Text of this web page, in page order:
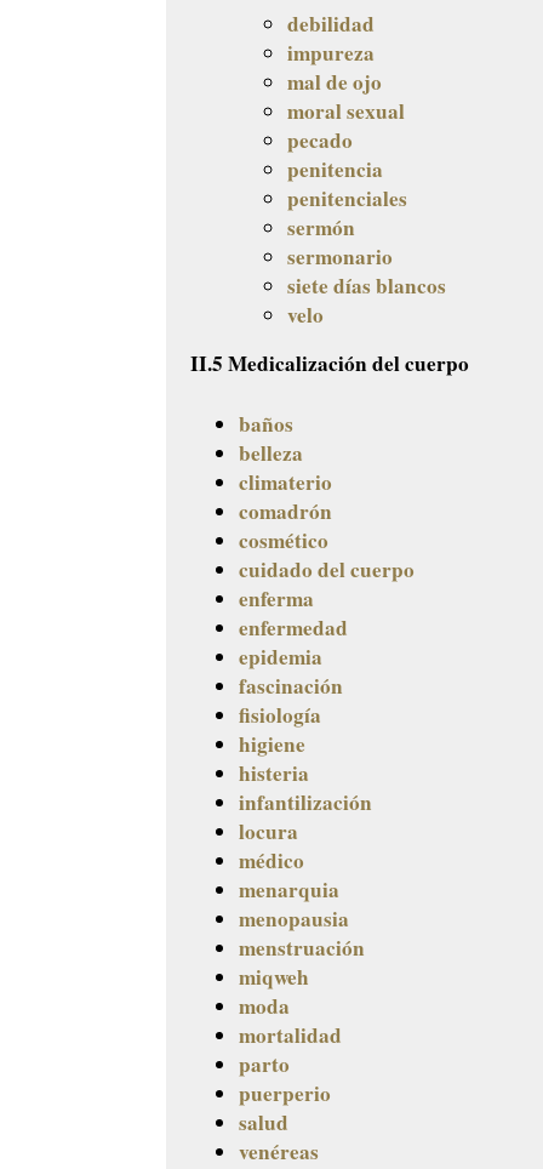
debilidad
impureza
mal de ojo
moral sexual
pecado
penitencia
penitenciales
sermón
sermonario
siete días blancos
velo
II.5 Medicalización del cuerpo
baños
belleza
climaterio
comadrón
cosmético
cuidado del cuerpo
enferma
enfermedad
epidemia
fascinación
fisiología
higiene
histeria
infantilización
locura
médico
menarquia
menopausia
menstruación
miqweh
moda
mortalidad
parto
puerperio
salud
venéreas